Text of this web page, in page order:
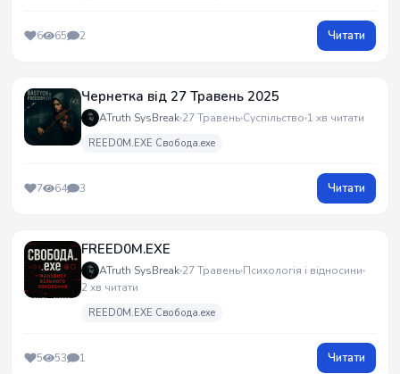
6 65 2 Читати
Чернетка від 27 Травень 2025
ATruth SysBreak 27 Травень Суспільство 1 хв читати
REED0M.EXE Свобода.exe
7 64 3 Читати
FREED0M.EXE
ATruth SysBreak 27 Травень Психологія і відносини
2 хв читати
REED0M.EXE Свобода.exe
5 53 1 Читати